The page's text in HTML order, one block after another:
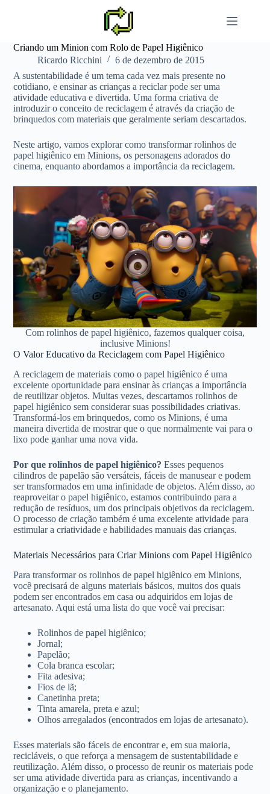
Criando um Minion com Rolo de Papel Higiênico
Ricardo Ricchini
6 de dezembro de 2015
A sustentabilidade é um tema cada vez mais presente no
cotidiano, e ensinar as crianças a reciclar pode ser uma
atividade educativa e divertida. Uma forma criativa de
introduzir o conceito de reciclagem é através da criação de
brinquedos com materiais que geralmente seriam descartados.
Neste artigo, vamos explorar como transformar rolinhos de
papel higiênico em Minions, os personagens adorados do
cinema, enquanto abordamos a importância da reciclagem.
Com rolinhos de papel higiênico, fazemos qualquer coisa,
inclusive Minions!
O Valor Educativo da Reciclagem com Papel Higiênico
A reciclagem de materiais como o papel higiênico é uma
excelente oportunidade para ensinar às crianças a importância
de reutilizar objetos. Muitas vezes, descartamos rolinhos de
papel higiênico sem considerar suas possibilidades criativas.
Transformá-los em brinquedos, como os Minions, é uma
maneira divertida de mostrar que o que normalmente vai para o
lixo pode ganhar uma nova vida.
Por que rolinhos de papel higiênico? Esses pequenos
cilindros de papelão são versáteis, fáceis de manusear e podem
ser transformados em uma infinidade de objetos. Além disso, ao
reaproveitar o papel higiênico, estamos contribuindo para a
redução de resíduos, um dos principais objetivos da reciclagem.
O processo de criação também é uma excelente atividade para
estimular a criatividade e habilidades manuais das crianças.
Materiais Necessários para Criar Minions com Papel Higiênico
Para transformar os rolinhos de papel higiênico em Minions,
você precisará de alguns materiais básicos, muitos dos quais
podem ser encontrados em casa ou adquiridos em lojas de
artesanato. Aqui está uma lista do que você vai precisar:
Rolinhos de papel higiênico;
Jornal;
Papelão;
Cola branca escolar;
Fita adesiva;
Fios de lã;
Canetinha preta;
Tinta amarela, preta e azul;
Olhos arregalados (encontrados em lojas de artesanato).
Esses materiais são fáceis de encontrar e, em sua maioria,
recicláveis, o que reforça a mensagem de sustentabilidade e
reutilização. Além disso, o processo de reunir os materiais pode
ser uma atividade divertida para as crianças, incentivando a
organização e o planejamento.